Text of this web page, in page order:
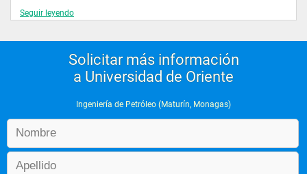
Seguir leyendo
Solicitar más información
a Universidad de Oriente
Ingeniería de Petróleo (Maturín, Monagas)